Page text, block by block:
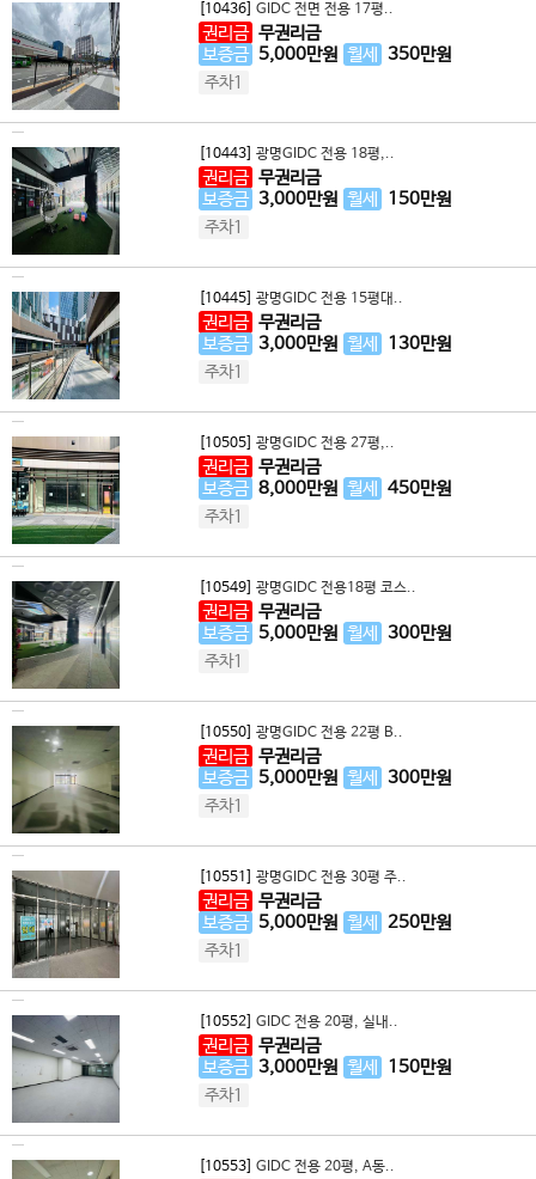
[10436] GIDC 전면 전용 17평..
권리금 무권리금
보증금 5,000만원 월세 350만원
주차1
[10443] 광명GIDC 전용 18평,..
권리금 무권리금
보증금 3,000만원 월세 150만원
주차1
[10445] 광명GIDC 전용 15평대..
권리금 무권리금
보증금 3,000만원 월세 130만원
주차1
[10505] 광명GIDC 전용 27평,..
권리금 무권리금
보증금 8,000만원 월세 450만원
주차1
[10549] 광명GIDC 전용18평 코스..
권리금 무권리금
보증금 5,000만원 월세 300만원
주차1
[10550] 광명GIDC 전용 22평 B..
권리금 무권리금
보증금 5,000만원 월세 300만원
주차1
[10551] 광명GIDC 전용 30평 주..
권리금 무권리금
보증금 5,000만원 월세 250만원
주차1
[10552] GIDC 전용 20평, 실내..
권리금 무권리금
보증금 3,000만원 월세 150만원
주차1
[10553] GIDC 전용 20평, A동..